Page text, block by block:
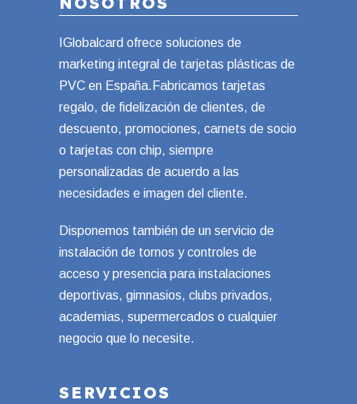
IGlobalcard ofrece soluciones de
marketing integral de tarjetas plásticas de
PVC en España.Fabricamos tarjetas
regalo, de fidelización de clientes, de
descuento, promociones, carnets de socio
o tarjetas con chip, siempre
personalizadas de acuerdo a las
necesidades e imagen del cliente.
Disponemos también de un servicio de
instalación de tornos y controles de
acceso y presencia para instalaciones
deportivas, gimnasios, clubs privados,
academias, supermercados o cualquier
negocio que lo necesite.
SERVICIOS